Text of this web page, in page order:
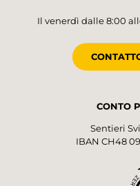
Il venerdì dalle 8:00
CONTO
Sentieri
IBAN CH48